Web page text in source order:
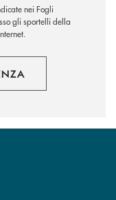
nei Fogli
gli sportelli della